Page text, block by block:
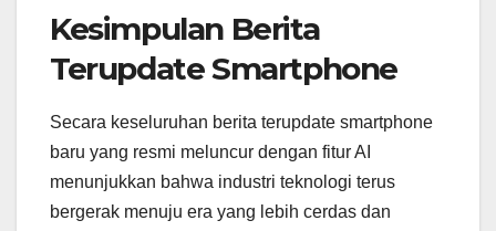
Kesimpulan Berita
Terupdate Smartphone
Secara keseluruhan berita terupdate smartphone
baru yang resmi meluncur dengan fitur AI
menunjukkan bahwa industri teknologi terus
bergerak menuju era yang lebih cerdas dan